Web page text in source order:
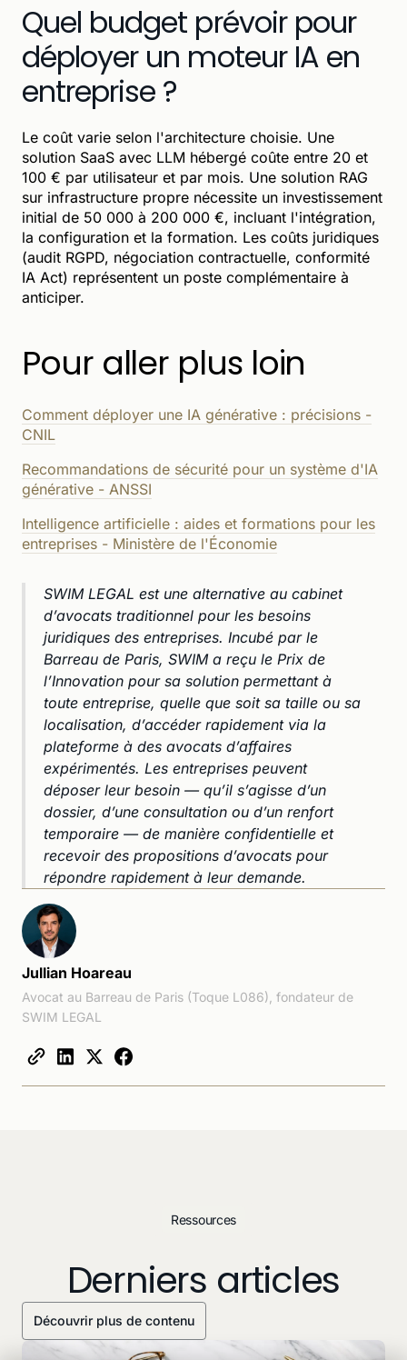
Quel budget prévoir pour
déployer un moteur IA en
entreprise ?
Le coût varie selon l'architecture choisie. Une
solution SaaS avec LLM hébergé coûte entre 20 et
100 € par utilisateur et par mois. Une solution RAG
sur infrastructure propre nécessite un investissement
initial de 50 000 à 200 000 €, incluant l'intégration,
la configuration et la formation. Les coûts juridiques
(audit RGPD, négociation contractuelle, conformité
IA Act) représentent un poste complémentaire à
anticiper.
Pour aller plus loin
Comment déployer une IA générative : précisions -
CNIL
Recommandations de sécurité pour un système d'IA
générative - ANSSI
Intelligence artificielle : aides et formations pour les
entreprises - Ministère de l'Économie
SWIM LEGAL est une alternative au cabinet
d’avocats traditionnel pour les besoins
juridiques des entreprises. Incubé par le
Barreau de Paris, SWIM a reçu le Prix de
l’Innovation pour sa solution permettant à
toute entreprise, quelle que soit sa taille ou sa
localisation, d’accéder rapidement via la
plateforme à des avocats d’affaires
expérimentés. Les entreprises peuvent
déposer leur besoin — qu’il s’agisse d’un
dossier, d’une consultation ou d’un renfort
temporaire — de manière confidentielle et
recevoir des propositions d’avocats pour
répondre rapidement à leur demande.
Jullian Hoareau
Avocat au Barreau de Paris (Toque L086), fondateur de
SWIM LEGAL
Ressources
Derniers articles
Découvrir plus de contenu